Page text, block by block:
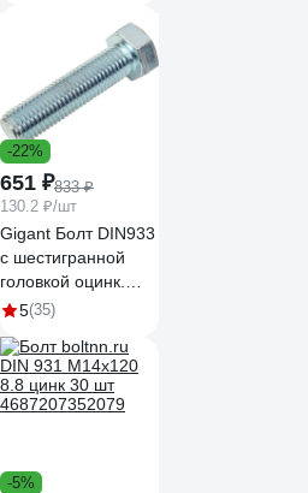
-22%
651 ₽833 ₽
130.2 ₽/шт
Gigant Болт DIN933
с шестигранной
головкой оцинк.
М20x80 5 шт
5(35)
-5%